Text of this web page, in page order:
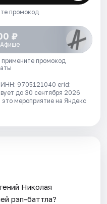
промокод
₽
промокод
9705121040 erid:
до 30 сентября 2026
мероприятие на Яндекс
Николая
рэп-баттла?